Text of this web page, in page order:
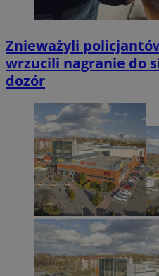
Znieważyli
wrzucili nagranie do
dozór